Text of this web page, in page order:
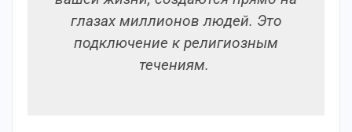
глазах миллионов людей. Это
подключение к религиозным
течениям.